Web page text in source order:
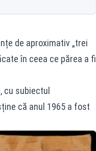
de aproximativ „trei
în ceea ce părea a fi
cu subiectul
că anul 1965 a fost